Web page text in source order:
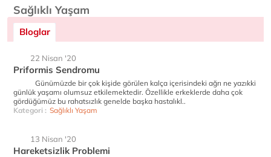
Sağlıklı Yaşam
Bloglar
22 Nisan '20
Priformis Sendromu
Günümüzde bir çok kişide görülen kalça içerisindeki ağrı ne yazıkki
günlük yaşamı olumsuz etkilemektedir. Özellikle erkeklerde daha çok
gördüğümüz bu rahatsızlık genelde başka hastalıkl..
Kategori : Sağlıklı Yaşam
13 Nisan '20
Hareketsizlik Problemi